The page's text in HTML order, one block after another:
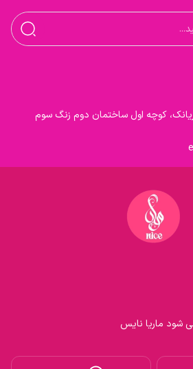
شود ماریا نایس
کوچه اول ساختمان دوم زنگ سوم